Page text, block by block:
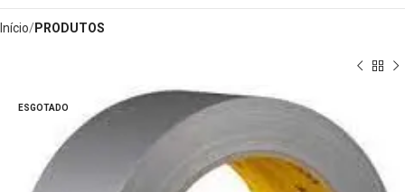
Início PRODUTOS
ESGOTADO